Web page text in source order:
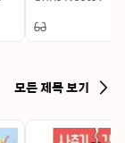
모든 제목 보기